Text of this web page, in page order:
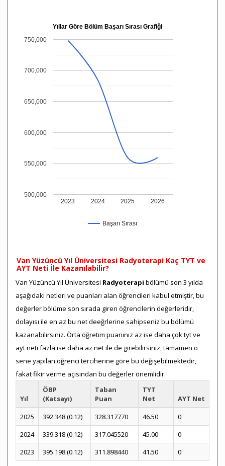
Yıllar Göre Bölüm Başarı Sırası Grafiği
Başarı Sırası
2023 2024 2025 2026
500,000
550,000
600,000
650,000
700,000
750,000
Van Yüzüncü Yıl Üniversitesi Radyoterapi Kaç TYT ve
AYT Neti İle Kazanılabilir?
Van Yüzüncü Yıl Üniversitesi Radyoterapi bölümü son 3 yılda
aşağıdaki netleri ve puanları alan öğrencileri kabul etmiştir, bu
değerler bölüme son sırada giren öğrencilerin değerleridir,
dolayısı ile en az bu net deeğrlerine sahipseniz bu bölümü
kazanabilirsiniz. Örta öğretim puanınız az ise daha çok tyt ve
ayt neti fazla ise daha az net ile de girebilirsiniz, tamamen o
sene yapılan öğrenci terciherine göre bu değişebilmektedir,
fakat fikir verme açısından bu değerler önemlidir.
Yıl
ÖBP
(Katsayı)
Taban
Puan
TYT
Net
AYT Net
2025
392.348 (0.12) 328.317770 46.50
0
2024
339.318 (0.12) 317.045520 45.00
0
2023
395.198 (0.12) 311.898440 41.50 0